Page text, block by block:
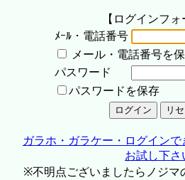
【ログインフォ
ﾒｰﾙ・電話番号
メール・電話番号を
パスワード
パスワードを保存
ガラホ・ガラケー・ログイン
お試し下さ
※不明点ございましたらノジマ